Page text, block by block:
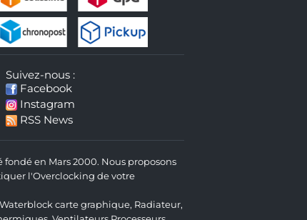
Suivez-nous :
Facebook
Instagram
RSS News
en Mars 2000. Nous proposons
l'Overclocking de votre
Waterblock carte graphique, Radiateur,